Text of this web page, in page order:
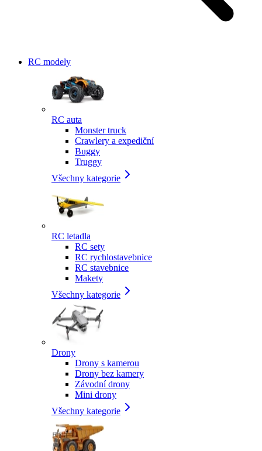
RC modely
RC auta
Monster truck
Crawlery a expediční
Buggy
Truggy
Všechny kategorie
RC letadla
RC sety
RC rychlostavebnice
RC stavebnice
Makety
Všechny kategorie
Drony
Drony s kamerou
Drony bez kamery
Závodní drony
Mini drony
Všechny kategorie